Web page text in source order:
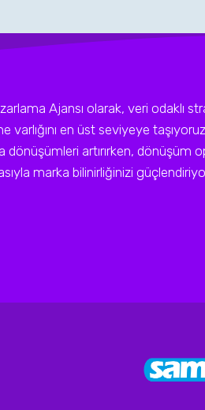
Ajansı olarak, veri odaklı
varlığını en üst seviyeye
dönüşümleri artırırken, dönüşüm
marka bilinirliğinizi